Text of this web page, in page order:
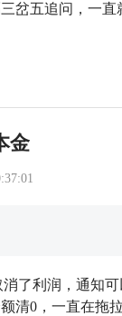
岔五追问，一
的损失。同一
金
消了利润，通知
清0，一直在拖